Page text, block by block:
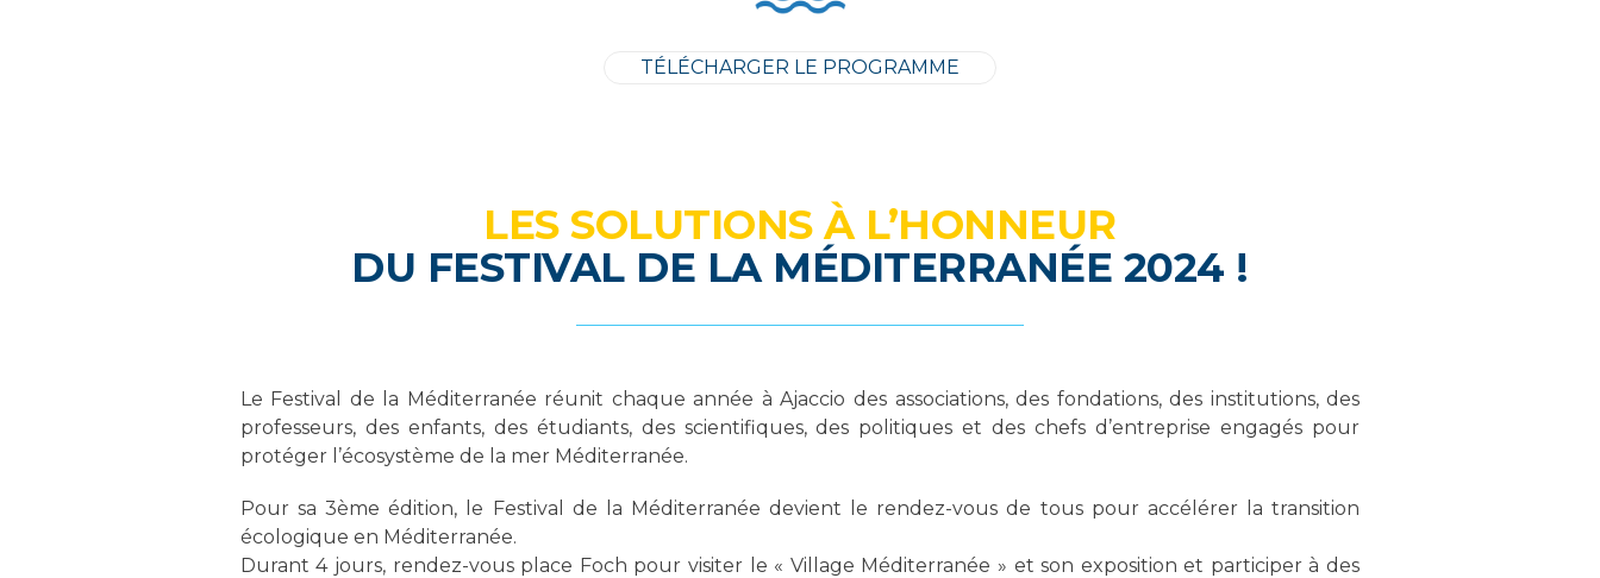
TÉLÉCHARGER LE PROGRAMME
LES SOLUTIONS À L’HONNEUR
DU FESTIVAL DE LA MÉDITERRANÉE 2024 !
Le Festival de la Méditerranée réunit chaque année à Ajaccio des associations, des fondations, des institutions, des
professeurs, des enfants, des étudiants, des scientifiques, des politiques et des chefs d’entreprise engagés pour
protéger l’écosystème de la mer Méditerranée.
Pour sa 3ème édition, le Festival de la Méditerranée devient le rendez-vous de tous pour accélérer la transition
écologique en Méditerranée.
Durant 4 jours, rendez-vous place Foch pour visiter le « Village Méditerranée » et son exposition et participer à des